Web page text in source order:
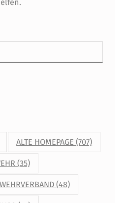
ALTE HOMEPAGE (707)
(35)
(48)